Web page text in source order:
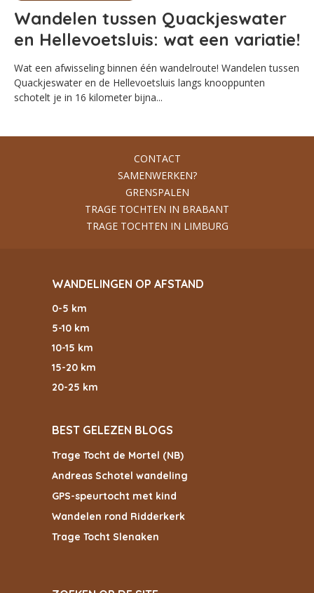
Wandelen tussen Quackjeswater
en Hellevoetsluis: wat een variatie!
Wat een afwisseling binnen één wandelroute! Wandelen tussen
Quackjeswater en de Hellevoetsluis langs knooppunten
schotelt je in 16 kilometer bijna...
CONTACT
SAMENWERKEN?
GRENSPALEN
TRAGE TOCHTEN IN BRABANT
TRAGE TOCHTEN IN LIMBURG
WANDELINGEN OP AFSTAND
0-5 km
5-10 km
10-15 km
15-20 km
20-25 km
BEST GELEZEN BLOGS
Trage Tocht de Mortel (NB)
Andreas Schotel wandeling
GPS-speurtocht met kind
Wandelen rond Ridderkerk
Trage Tocht Slenaken